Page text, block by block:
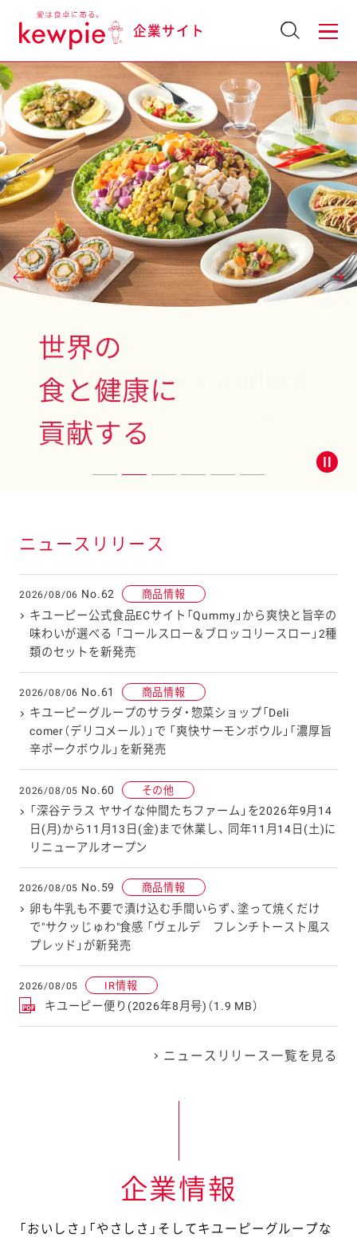
企業サイト
GROUP BUSINESS
グループの事業
食育活動
ニュースリリース
ニュースリリース一覧を見る
2026/08/06 No.62 商品情報
キユーピー公式食品ECサイト「Qummy」から爽快と旨辛の
味わいが選べる 「コールスロー＆ブロッコリースロー」2種
類のセットを新発売
2026/08/06 No.61 商品情報
キユーピーグループのサラダ・惣菜ショップ「Deli
comer（デリコメール）」で 「爽快サーモンボウル」「濃厚旨
辛ポークボウル」を新発売
2026/08/05 No.60 その他
「深谷テラス ヤサイな仲間たちファーム」を2026年9月14
日(月)から11月13日(金)まで休業し、 同年11月14日(土)に
リニューアルオープン
2026/08/05 No.59 商品情報
卵も牛乳も不要で漬け込む手間いらず、塗って焼くだけ
で"サクッじゅわ"食感 「ヴェルデ フレンチトースト風ス
プレッド」が新発売
2026/08/05 IR情報
キユーピー便り(2026年8月号)（1.9 MB）
企業情報
「おいしさ」「やさしさ」そしてキユーピーグループな